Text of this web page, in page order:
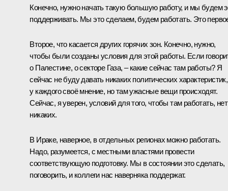
Конечно, нужно начать такую большую работу, и мы будем
поддерживать. Мы это сделаем, будем работать. Это
Второе, что касается других горячих зон. Конечно, нужно,
чтобы были созданы условия для этой работы. Если
о Палестине, о секторе Газа, – какие сейчас там работы? Я
сейчас не буду давать никаких политических характеристик,
у каждого своё мнение, но там ужасные вещи происходят.
Сейчас, я уверен, условий для того, чтобы там работать, нет
никаких.
В Ираке, наверное, в отдельных регионах можно работать.
Надо, разумеется, с местными властями провести
соответствующую подготовку. Мы в состоянии это сделать,
поговорить, и коллеги нас наверняка поддержат.